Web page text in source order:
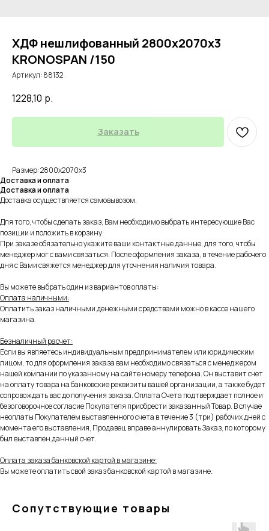
ХДФ нешлифованный 2800х2070х3
KRONOSPAN /150
Артикул:88132
1228,10 р.
Заказать
Размер: 2800х2070х3
Доставка и оплата
Доставка и оплата
Доставка осуществляется самовывозом.
Для того, чтобы сделать заказ, Вам необходимо выбрать интересующие Вас
позиции и положить в корзину.
При заказе обязательно укажите ваши контактные данные, для того, чтобы
менеджер мог с вами связаться. После оформления заказа, в течение рабочего
дня с Вами свяжется менеджер для уточнения наличия товара.
Вы можете выбрать один из вариантов оплаты:
Оплата наличными:
Оплатить заказ наличными денежными средствами можно в кассе нашего
магазина.
Безналичный расчет:
Если вы являетесь индивидуальным предпринимателем или юридическим
лицом, то для оформления заказа вам необходимо связаться с менеджером
нашей компании по указанному на сайте номеру телефона. Он выставит счет
на оплату товара на банковские реквизиты вашей организации, а также будет
сопровождать вас до получения заказа. Оплата Счета подтверждает полное и
безоговорочное согласие Покупателя приобрести заказанный Товар. В случае
неоплаты Покупателем выставленного счета в течение 3 (три) рабочих дней с
момента его выставления, Продавец вправе аннулировать Заказ, по которому
был выставлен данный счет.
Оплата заказа банковской картой в магазине:
Вы можете оплатить свой заказ банковской картой в магазине.
Сопутствующие товары